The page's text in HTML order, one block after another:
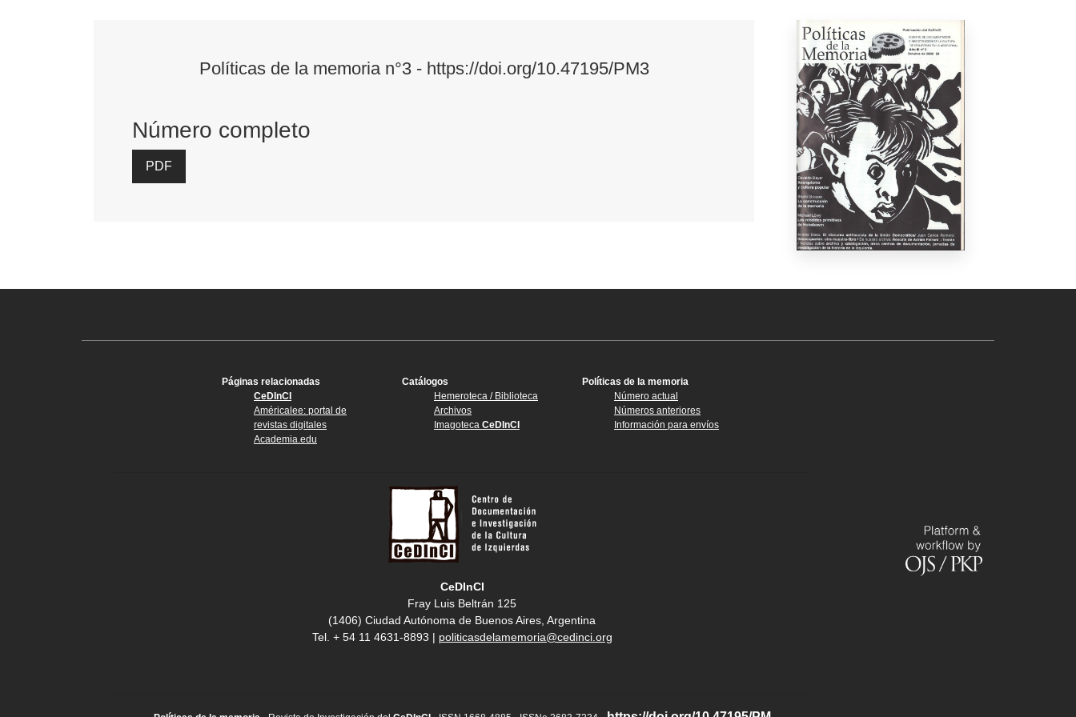
Políticas de la memoria n°3 - https://doi.org/10.47195/PM3
Número completo
PDF
Páginas relacionadas
CeDInCI
Américalee: portal de
revistas digitales
Academia.edu
Catálogos
Hemeroteca / Biblioteca
Archivos
Imagoteca CeDInCI
Políticas de la memoria
Número actual
Números anteriores
Información para envíos
CeDInCI
Fray Luis Beltrán 125
(1406) Ciudad Autónoma de Buenos Aires, Argentina
Tel. + 54 11 4631-8893 | politicasdelamemoria@cedinci.org